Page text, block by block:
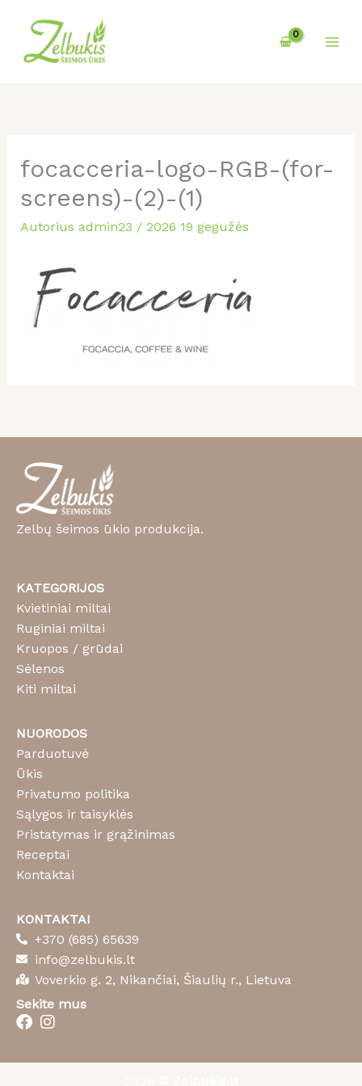
turinio
focacceria-logo-RGB-(for-
screens)-(2)-(1)
Autorius admin23 / 2026 19 gegužės
Zelbų šeimos ūkio produkcija.
KATEGORIJOS
Kvietiniai miltai
Ruginiai miltai
Kruopos / grūdai
Sėlenos
Kiti miltai
NUORODOS
Parduotuvė
Ūkis
Privatumo politika
Sąlygos ir taisyklės
Pristatymas ir grąžinimas
Receptai
Kontaktai
KONTAKTAI
+370 (685) 65639
info@zelbukis.lt
Voverkio g. 2, Nikančiai, Šiaulių r., Lietuva
Sekite mus